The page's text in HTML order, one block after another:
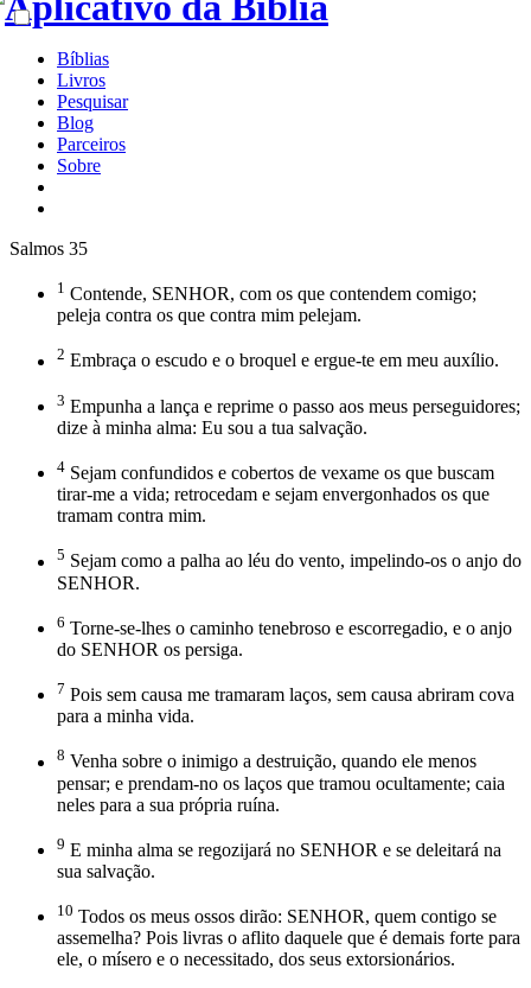
Bíblias
Livros
Pesquisar
Blog
Parceiros
Sobre
Salmos 35
1 Contende, SENHOR, com os que contendem comigo;
peleja contra os que contra mim pelejam.
2 Embraça o escudo e o broquel e ergue-te em meu auxílio.
3 Empunha a lança e reprime o passo aos meus perseguidores;
dize à minha alma: Eu sou a tua salvação.
4 Sejam confundidos e cobertos de vexame os que buscam
tirar-me a vida; retrocedam e sejam envergonhados os que
tramam contra mim.
5 Sejam como a palha ao léu do vento, impelindo-os o anjo do
SENHOR.
6 Torne-se-lhes o caminho tenebroso e escorregadio, e o anjo
do SENHOR os persiga.
7 Pois sem causa me tramaram laços, sem causa abriram cova
para a minha vida.
8 Venha sobre o inimigo a destruição, quando ele menos
pensar; e prendam-no os laços que tramou ocultamente; caia
neles para a sua própria ruína.
9 E minha alma se regozijará no SENHOR e se deleitará na
sua salvação.
10 Todos os meus ossos dirão: SENHOR, quem contigo se
assemelha? Pois livras o aflito daquele que é demais forte para
ele, o mísero e o necessitado, dos seus extorsionários.